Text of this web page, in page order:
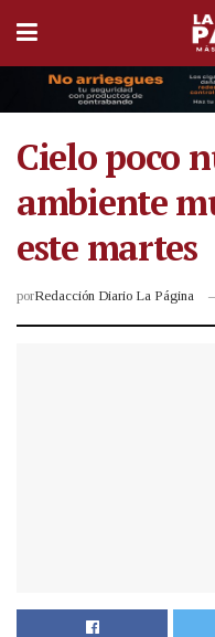
Cielo poco
ambiente
este martes
porRedacción Diario La Página